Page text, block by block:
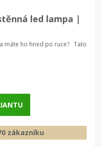
led lampa |
máte ho hned po ruce? Tato
zákazníku